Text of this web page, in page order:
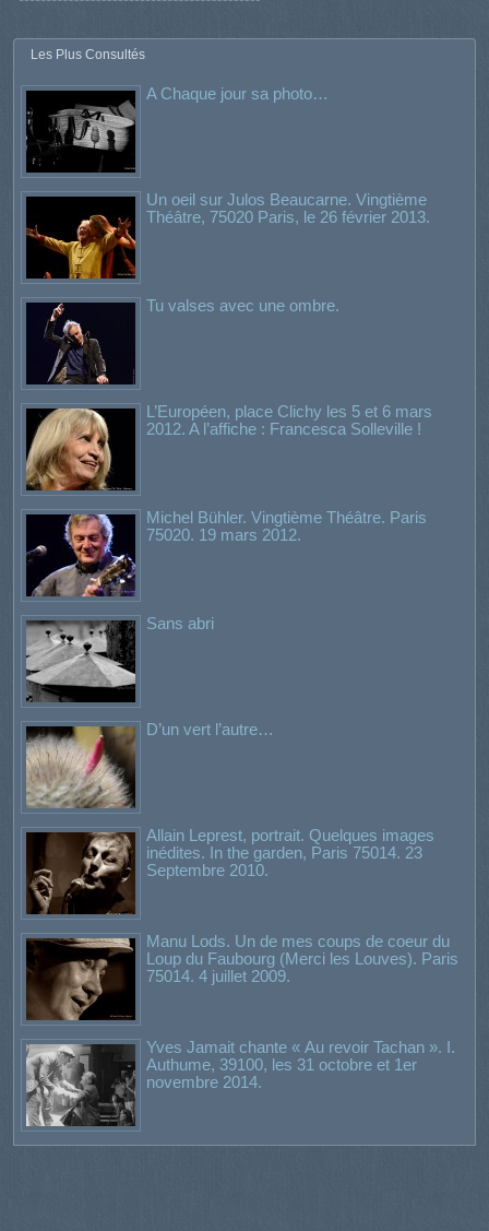
Les Plus Consultés
A Chaque jour sa photo…
Un oeil sur Julos Beaucarne. Vingtième
Théâtre, 75020 Paris, le 26 février 2013.
Tu valses avec une ombre.
L’Européen, place Clichy les 5 et 6 mars
2012. A l’affiche : Francesca Solleville !
Michel Bühler. Vingtième Théâtre. Paris
75020. 19 mars 2012.
Sans abri
D’un vert l’autre…
Allain Leprest, portrait. Quelques images
inédites. In the garden, Paris 75014. 23
Septembre 2010.
Manu Lods. Un de mes coups de coeur du
Loup du Faubourg (Merci les Louves). Paris
75014. 4 juillet 2009.
Yves Jamait chante « Au revoir Tachan ». I.
Authume, 39100, les 31 octobre et 1er
novembre 2014.